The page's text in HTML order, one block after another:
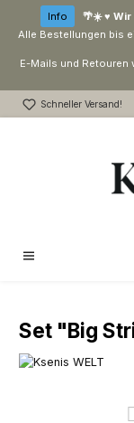
Zum Hauptinhalt
Info
🌴☀️ ♥
Alle Bestellungen bis
E-Mails und Retouren
Schneller Versand!
Set "Big
Bildergalerie